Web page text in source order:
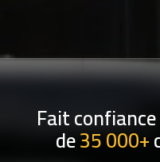
Fait
de35 000+